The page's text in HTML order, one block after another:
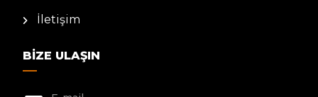
İletişim
BIZE ULAŞIN